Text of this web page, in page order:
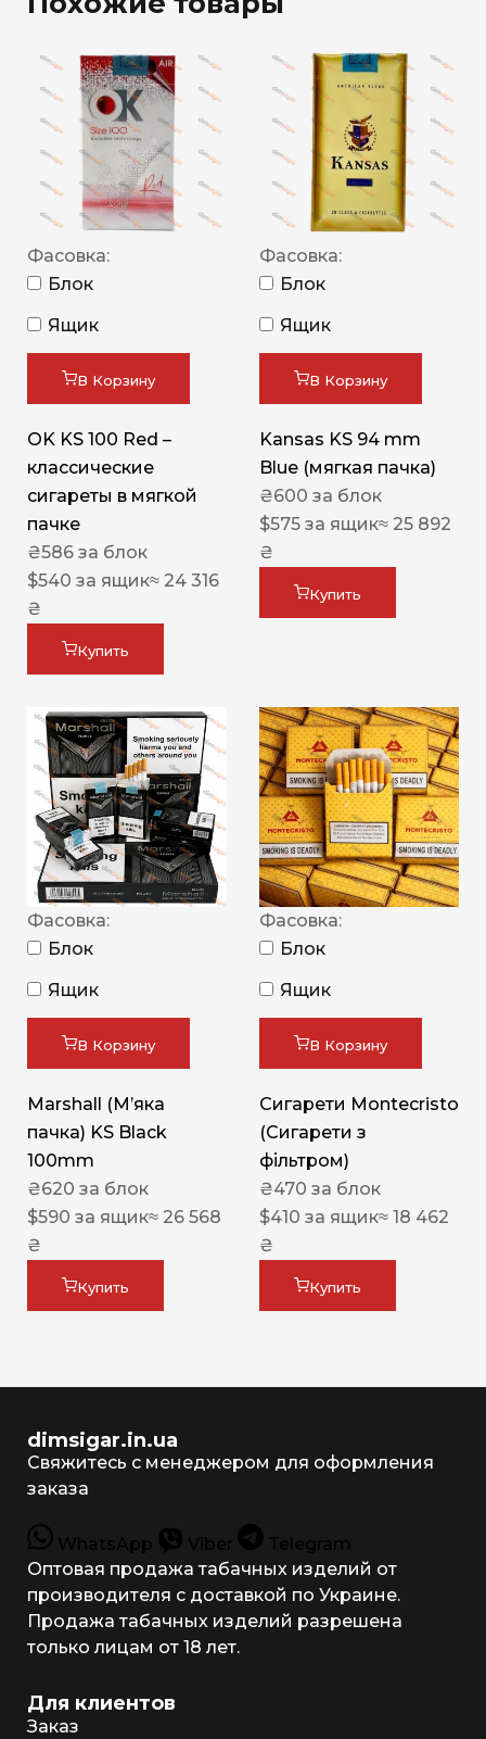
Фасовка:
Блок
Ящик
В Корзину
OK KS 100 Red –
классические
сигареты в мягкой
пачке
₴586 за блок
$540 за ящик≈ 24 316
₴
Купить
Фасовка:
Блок
Ящик
В Корзину
Kansas KS 94 mm
Blue (мягкая пачка)
₴600 за блок
$575 за ящик≈ 25 892
₴
Купить
Фасовка:
Блок
Ящик
В Корзину
Marshall (М’яка
пачка) KS Black
100mm
₴620 за блок
$590 за ящик≈ 26 568
₴
Купить
Фасовка:
Блок
Ящик
В Корзину
Сигарети Montecristo
(Сигарети з
фільтром)
₴470 за блок
$410 за ящик≈ 18 462
₴
Купить
dimsigar.in.ua
Свяжитесь с менеджером для оформления
заказа
WhatsApp Viber
Telegram
Оптовая продажа табачных изделий от
производителя с доставкой по Украине.
Продажа табачных изделий разрешена
только лицам от 18 лет.
Для клиентов
Заказ